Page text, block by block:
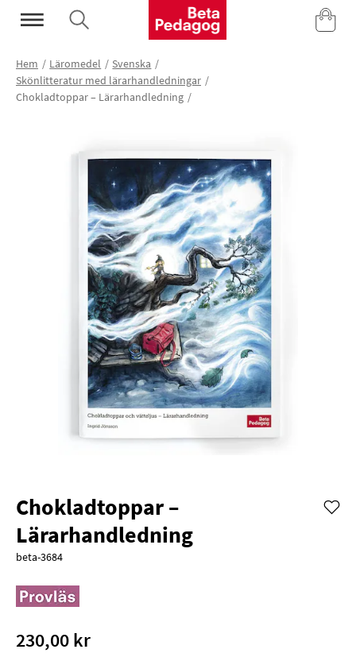
Mina Sidor
Hem Läromedel
Svenska
Skönlitteratur med lärarhandledningar
Chokladtoppar – Lärarhandledning
Chokladtoppar –
Lärarhandledning
beta-3684
230,00 kr